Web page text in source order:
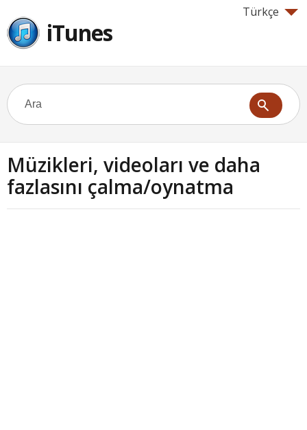
Türkçe
iTunes
Müzikleri, videoları ve daha
fazlasını çalma/oynatma